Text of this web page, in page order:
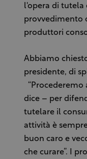
l'opera di tutela
provvedimento
produttori
Abbiamo
presidente, di
dice – per
tutelare il
attività è
buon caro e
che curare”. I